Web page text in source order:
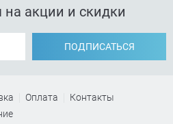
на акции и скидки
ПОДПИСАТЬСЯ
Оплата
Контакты